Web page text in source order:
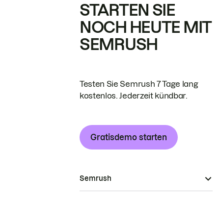
STARTEN SIE
NOCH HEUTE MIT
SEMRUSH
Testen Sie Semrush 7 Tage lang
kostenlos. Jederzeit kündbar.
Gratisdemo starten
Semrush